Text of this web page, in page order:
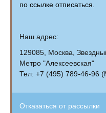
по ссылке отписаться.
Наш адрес:
129085, Москва,
Метро "Алексеевская"
Тел: +7 (495) 789-46-96
Отказаться от рассылки